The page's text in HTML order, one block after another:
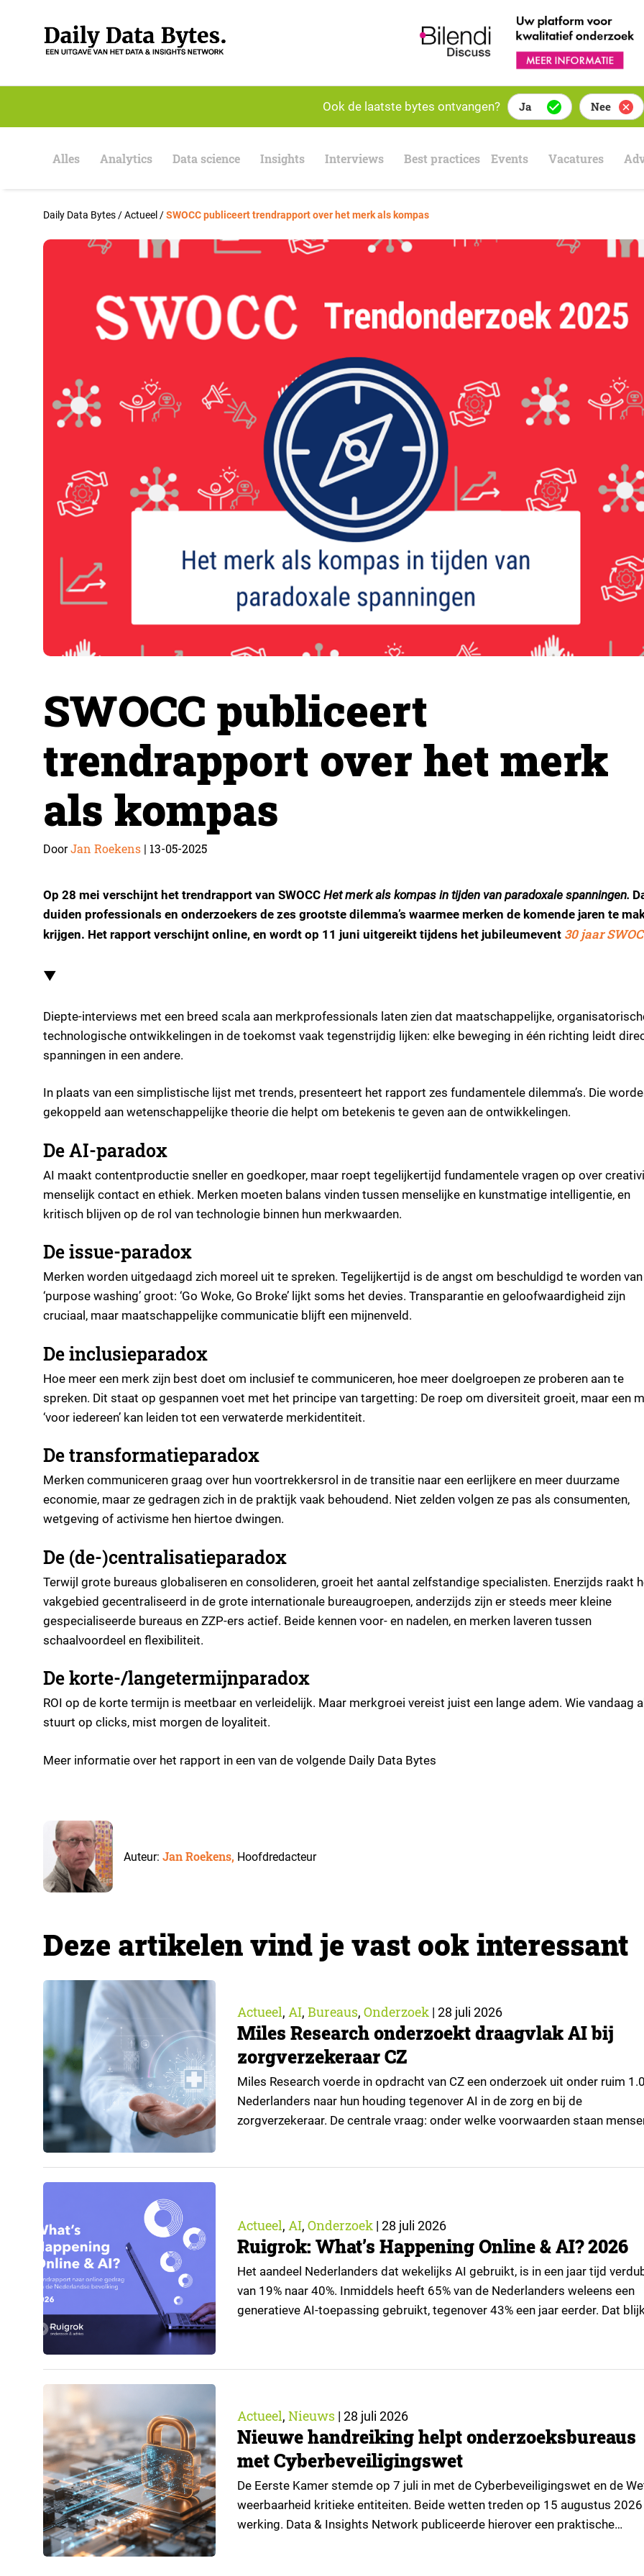
o
n
Ook de laatste bytes ontvangen? Ja Nee
Alles Analytics Data science Insights Interviews Best practices Events Vacatures
Daily Data Bytes /Actueel /SWOCC publiceert trendrapport over het merk als kompas
SWOCC publiceert
trendrapport over het merk
als kompas
DoorJan Roekens | 13-05-2025
Op 28 mei verschijnt het trendrapport van SWOCC Het merk als kompas in tijden van paradoxale spanningen.
duiden professionals en onderzoekers de zes grootste dilemma’s waarmee merken de komende jaren te
krijgen. Het rapport verschijnt online, en wordt op 11 juni uitgereikt tijdens het jubileumevent 30 jaar
▼
Diepte-interviews met een breed scala aan merkprofessionals laten zien dat maatschappelijke,
technologische ontwikkelingen in de toekomst vaak tegenstrijdig lijken: elke beweging in één richting leidt
spanningen in een andere.
In plaats van een simplistische lijst met trends, presenteert het rapport zes fundamentele dilemma’s. Die
gekoppeld aan wetenschappelijke theorie die helpt om betekenis te geven aan de ontwikkelingen.
De AI-paradox
AI maakt contentproductie sneller en goedkoper, maar roept tegelijkertijd fundamentele vragen op over
menselijk contact en ethiek. Merken moeten balans vinden tussen menselijke en kunstmatige intelligentie, en
kritisch blijven op de rol van technologie binnen hun merkwaarden.
De issue-paradox
Merken worden uitgedaagd zich moreel uit te spreken. Tegelijkertijd is de angst om beschuldigd te worden van
‘purpose washing’ groot: ‘Go Woke, Go Broke’ lijkt soms het devies. Transparantie en geloofwaardigheid zijn
cruciaal, maar maatschappelijke communicatie blijft een mijnenveld.
De inclusieparadox
Hoe meer een merk zijn best doet om inclusief te communiceren, hoe meer doelgroepen ze proberen aan te
spreken. Dit staat op gespannen voet met het principe van targetting: De roep om diversiteit groeit, maar een
‘voor iedereen’ kan leiden tot een verwaterde merkidentiteit.
De transformatieparadox
Merken communiceren graag over hun voortrekkersrol in de transitie naar een eerlijkere en meer duurzame
economie, maar ze gedragen zich in de praktijk vaak behoudend. Niet zelden volgen ze pas als consumenten,
wetgeving of activisme hen hiertoe dwingen.
De (de-)centralisatieparadox
Terwijl grote bureaus globaliseren en consolideren, groeit het aantal zelfstandige specialisten. Enerzijds raakt
vakgebied gecentraliseerd in de grote internationale bureaugroepen, anderzijds zijn er steeds meer kleine
gespecialiseerde bureaus en ZZP-ers actief. Beide kennen voor- en nadelen, en merken laveren tussen
schaalvoordeel en flexibiliteit.
De korte-/langetermijnparadox
ROI op de korte termijn is meetbaar en verleidelijk. Maar merkgroei vereist juist een lange adem. Wie vandaag
stuurt op clicks, mist morgen de loyaliteit.
Meer informatie over het rapport in een van de volgende Daily Data Bytes
Auteur: Jan Roekens, Hoofdredacteur
Deze artikelen vind je vast ook interessant
Actueel, AI, Bureaus, Onderzoek | 28 juli 2026
Miles Research onderzoekt draagvlak AI bij
zorgverzekeraar CZ
Miles Research voerde in opdracht van CZ een onderzoek uit onder ruim
Nederlanders naar hun houding tegenover AI in de zorg en bij de
zorgverzekeraar. De centrale vraag: onder welke voorwaarden staan
Actueel, AI, Onderzoek | 28 juli 2026
Ruigrok: What’s Happening Online & AI? 2026
Het aandeel Nederlanders dat wekelijks AI gebruikt, is in een jaar tijd
van 19% naar 40%. Inmiddels heeft 65% van de Nederlanders weleens een
generatieve AI-toepassing gebruikt, tegenover 43% een jaar eerder. Dat
Actueel, Nieuws | 28 juli 2026
Nieuwe handreiking helpt onderzoeksbureaus
met Cyberbeveiligingswet
De Eerste Kamer stemde op 7 juli in met de Cyberbeveiligingswet en de
weerbaarheid kritieke entiteiten. Beide wetten treden op 15 augustus
werking. Data & Insights Network publiceerde hierover een praktische